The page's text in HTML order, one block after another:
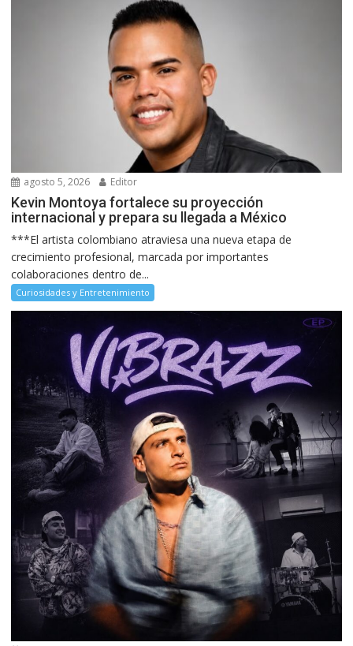
agosto 5, 2026 Editor
Kevin Montoya fortalece su proyección
internacional y prepara su llegada a México
***El artista colombiano atraviesa una nueva etapa de
crecimiento profesional, marcada por importantes
colaboraciones dentro de...
Curiosidades y Entretenimiento